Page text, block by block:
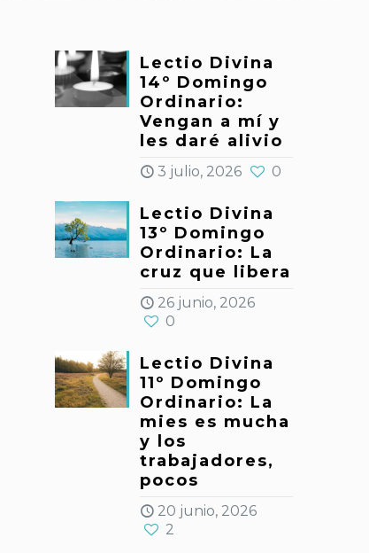
Lectio Divina
14º Domingo
Ordinario:
Vengan a mí y
les daré alivio
3 julio, 2026 0
Lectio Divina
13º Domingo
Ordinario: La
cruz que libera
26 junio, 2026
0
Lectio Divina
11º Domingo
Ordinario: La
mies es mucha
y los
trabajadores,
pocos
20 junio, 2026
2